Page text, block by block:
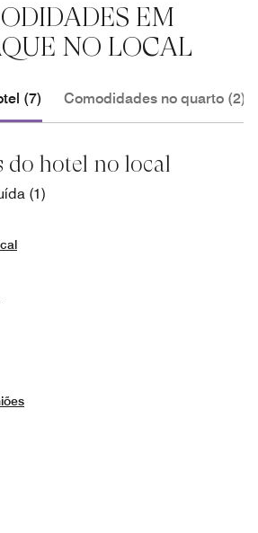
EM
NO LOCAL
(7) Comodidades no quarto (2)
do hotel no local
(1)